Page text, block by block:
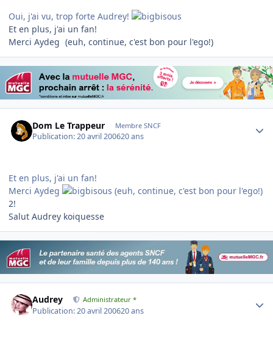
Oui, j'ai vu, trop forte Audrey!
Et en plus, j'ai un fan!
Merci Aydeg (euh, continue, c'est bon pour l'ego!)
Dom Le Trappeur Membre SNCF
Publication:20 avril 200620 ans
Et en plus, j'ai un fan!
Merci Aydeg
(euh, continue, c'est bon pour l'ego!)
2!
Salut Audrey koiquesse
Audrey Administrateur *
Publication:20 avril 200620 ans